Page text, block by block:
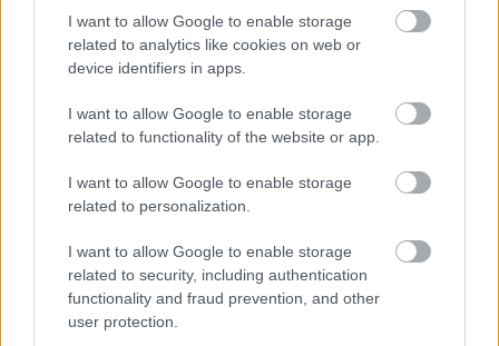
I want to allow Google to enable storage
related to analytics like cookies on web or
device identifiers in apps.
I want to allow Google to enable storage
related to functionality of the website or app.
I want to allow Google to enable storage
related to personalization.
I want to allow Google to enable storage
related to security, including authentication
functionality and fraud prevention, and other
user protection.
milyen hatalmas újdonságokkal készül majd az EA az új
fejezetre az EA Sports FC-vel, ami nevében változik,
minden más azonban a már jól ismert ösvényen halad
SMASH by Meló-Diák: Homok, zene és a nyár legjobb
hangulata – Jön a második forduló! (X)
Július végén folytatódik a balatoni strandröplabda-
sorozat.